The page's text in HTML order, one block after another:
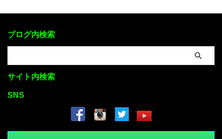
ブログ内検索
サイト内検索
SNS